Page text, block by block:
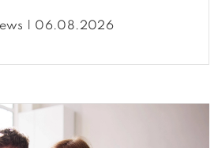
| 06.08.2026